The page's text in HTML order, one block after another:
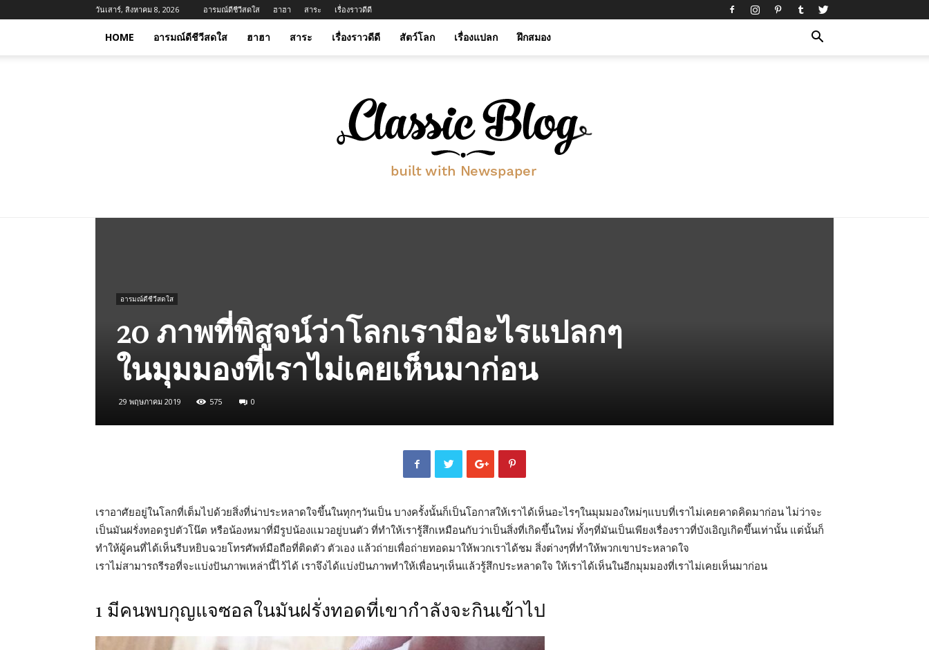
วันเสาร์, สิงหาคม 8, 2026 อารมณ์ดีชีวีสดใส ฮาฮา สาระ เรื่องราวดีดี
HOME อารมณ์ดีชีวีสดใส ฮาฮา สาระ เรื่องราวดีดี สัตว์โลก เรื่องแปลก ฝึกสมอง
อารมณ์ดีชีวีสดใส
20 ภาพที่พิสูจน์ว่าโลกเรามีอะไรแปลกๆ
ในมุมมองที่เราไม่เคยเห็นมาก่อน
29 พฤษภาคม 2019 575 0
เราอาศัยอยู่ในโลกที่เต็มไปด้วยสิ่งที่น่าประหลาดใจขึ้นในทุกๆวันเป็น บางครั้งนั้นก็เป็นโอกาสให้เราได้เห็นอะไรๆในมุมมองใหม่ๆแบบที่เราไม่เคยคาดคิดมาก่อน ไม่ว่าจะ
เป็นมันฝรั่งทอดรูปตัวโน๊ต หรือน้องหมาที่มีรูปน้องแมวอยู่บนตัว ที่ทำให้เรารู้สึกเหมือนกับว่าเป็นสิ่งที่เกิดขึ้นใหม่ ทั้งๆที่มันเป็นเพียงเรื่องราวที่บังเอิญเกิดขึ้นเท่านั้น แต่นั้นก็
ทำให้ผู้คนที่ได้เห็นรีบหยิบฉวยโทรศัพท์มือถือที่ติดตัว ตัวเอง แล้วถ่ายเพื่อถ่ายทอดมาให้พวกเราได้ชม สิ่งต่างๆที่ทำให้พวกเขาประหลาดใจ
เราไม่สามารถรีรอที่จะแบ่งปันภาพเหล่านี้ไว้ได้ เราจึงได้แบ่งปันภาพทำให้เพื่อนๆเห็นแล้วรู้สึกประหลาดใจ ให้เราได้เห็นในอีกมุมมองที่เราไม่เคยเห็นมาก่อน
1 มีคนพบกุญแจซอลในมันฝรั่งทอดที่เขากำลังจะกินเข้าไป